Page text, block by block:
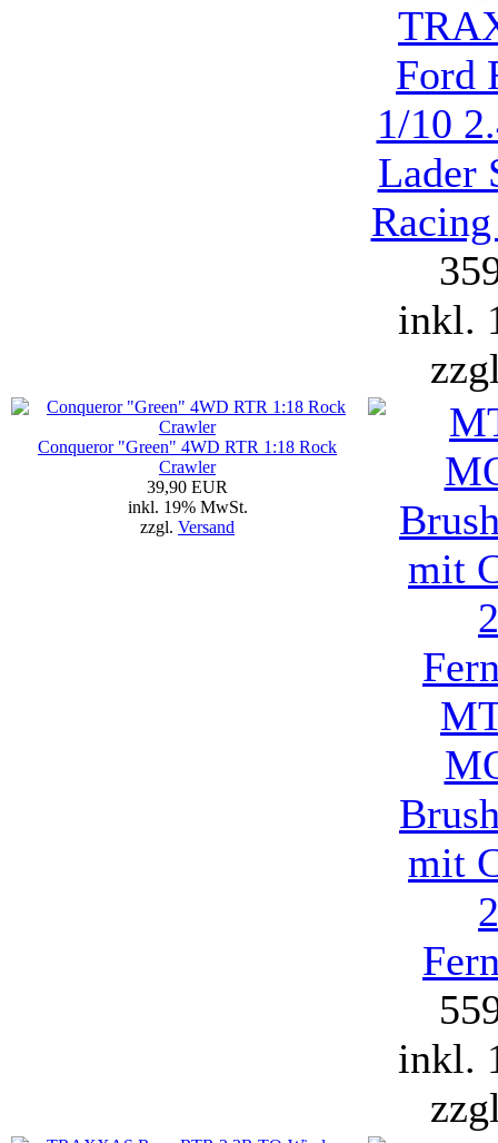
Ford
1/10
Lader
inkl.
Conqueror "Green" 4WD RTR 1:18 Rock
Crawler
39,90 EUR
inkl. 19% MwSt.
zzgl. Versand
mit
inkl.